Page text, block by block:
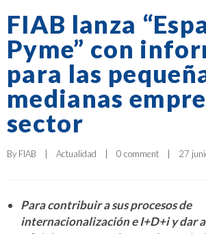
FIAB lanza
Pyme” con
para las
medianas
sector
By FIAB | Actualidad | 0 comment | 27
Para contribuir a sus procesos de
internacionalización e I+D+i y dar